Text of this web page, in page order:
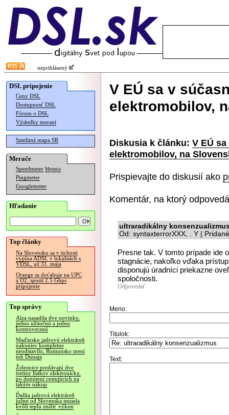
neprihlásený
DSL pripojenie
Ceny DSL
Dostupnosť DSL
Fórum o DSL
Výsledky meraní
Satelitná mapa SR
Merače
Speedmeter Merania
Pingmeter
Googlemeter
Hľadanie
Top články
Na Slovensku sa v tichosti
vypína ADSL v lokalitách s
VDSL, už 31. mája
Orange sa doťahuje na UPC
a O2, spustí 2.5 Gbps
pripojenie
Top správy
Alza nasadila dve novinky,
jednu užitočnú a jednu
kontroverznú
Maďarsko jadrovú elektráreň
nakoniec kompletne
neodstavilo, Rumunsko mení
tok Dunaja
Železnice predávajú dve
tretiny lístkov elektronicky,
po donútení cestujúcich na
takýto nákup
Ďalšia jadrová elektráreň
južne od Slovenska musela
kvôli teplu znížiť výkon
V EÚ sa v
elektromobilov,
Diskusia k článku: V EÚ
elektromobilov, na
Prispievajte do diskusií ako
Komentár, na ktorý
ultraradikálny
Od: syntaxterrorXXX, . Y |
Presne tak. V tomto prípade ide
stagnácie, nakoľko vďaka
disponujú úradníci priekazne
spoločnosti.
Odpovedať
Meno:
Titulok:
Text: